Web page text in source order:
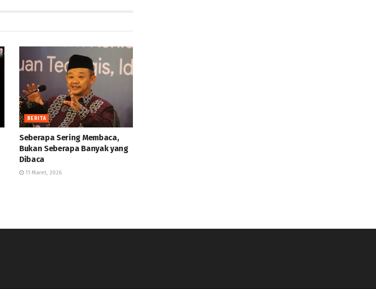
BERITA
Seberapa Sering Membaca,
Bukan Seberapa Banyak yang
Dibaca
11 Maret, 2026